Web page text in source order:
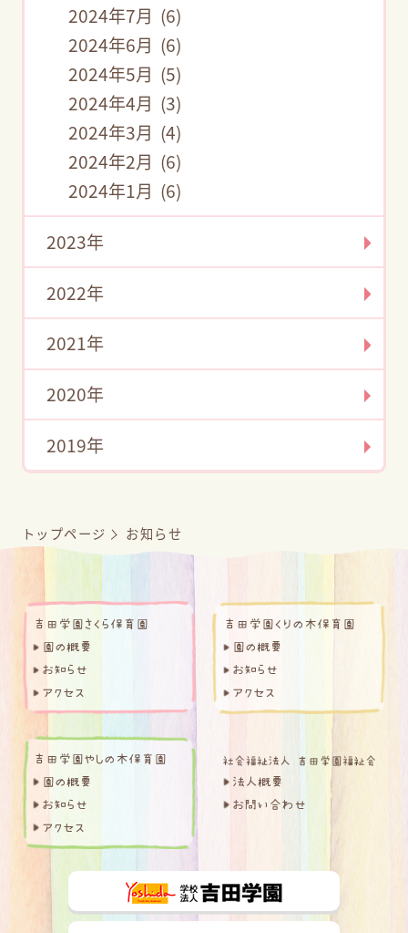
2024年7月 (6)
2024年6月 (6)
2024年5月 (5)
2024年4月 (3)
2024年3月 (4)
2024年2月 (6)
2024年1月 (6)
2023年
2022年
2021年
2020年
2019年
トップページ お知らせ
吉田学園さくら保育園
園の概要
お知らせ
アクセス
吉田学園くりの木保育園
園の概要
お知らせ
アクセス
吉田学園やしの木保育園
園の概要
お知らせ
アクセス
法人概要
お問い合わせ